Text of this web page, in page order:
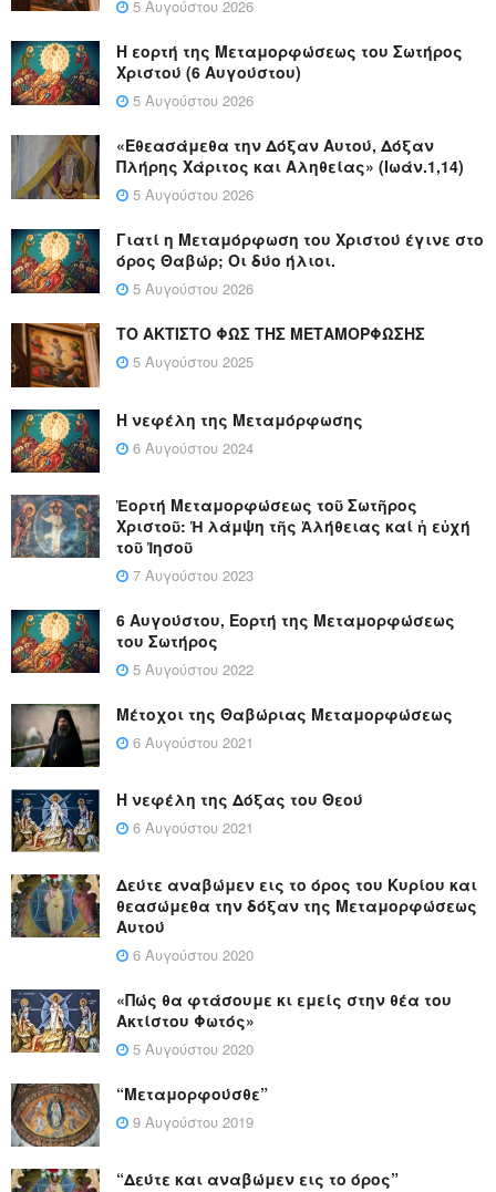
5 Αυγούστου 2026
Η εορτή της Μεταμορφώσεως του Σωτήρος
Χριστού (6 Αυγούστου)
5 Αυγούστου 2026
«Εθεασάμεθα την Δόξαν Αυτού, Δόξαν
Πλήρης Χάριτος και Αληθείας» (Ιωάν.1,14)
5 Αυγούστου 2026
Γιατί η Μεταμόρφωση του Χριστού έγινε στο
όρος Θαβώρ; Οι δύο ήλιοι.
5 Αυγούστου 2026
ΤΟ ΑΚΤΙΣΤΟ ΦΩΣ ΤΗΣ ΜΕΤΑΜΟΡΦΩΣΗΣ
5 Αυγούστου 2025
Η νεφέλη της Μεταμόρφωσης
6 Αυγούστου 2024
Ἑορτή Μεταμορφώσεως τοῦ Σωτῆρος
Χριστοῦ: Ἡ λάμψη τῆς Ἀλήθειας καί ἡ εὐχή
τοῦ Ἰησοῦ
7 Αυγούστου 2023
6 Αυγούστου, Εορτή της Μεταμορφώσεως
του Σωτήρος
5 Αυγούστου 2022
Μέτοχοι της Θαβώριας Μεταμορφώσεως
6 Αυγούστου 2021
Η νεφέλη της Δόξας του Θεού
6 Αυγούστου 2021
Δεύτε αναβώμεν εις το όρος του Κυρίου και
θεασώμεθα την δόξαν της Μεταμορφώσεως
Αυτού
6 Αυγούστου 2020
«Πώς θα φτάσουμε κι εμείς στην θέα του
Ακτίστου Φωτός»
5 Αυγούστου 2020
“Μεταμορφούσθε”
9 Αυγούστου 2019
“Δεύτε και αναβώμεν εις το όρος”